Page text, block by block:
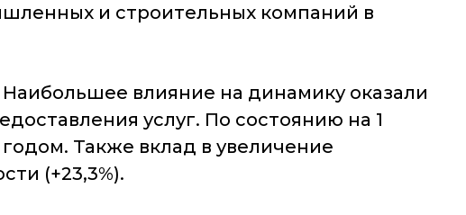
и строительных компаний в
влияние на динамику оказали
услуг. По состоянию на 1
Также вклад в увеличение
(+23,3%).